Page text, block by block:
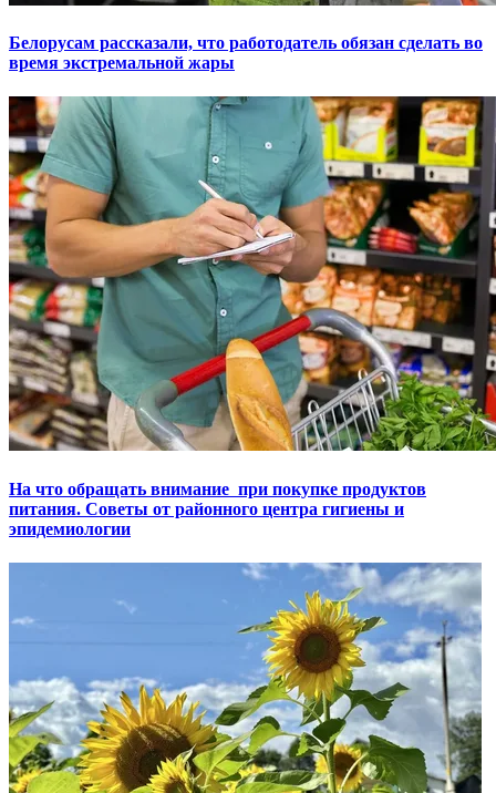
Белорусам рассказали, что работодатель обязан сделать во
время экстремальной жары
На что обращать внимание при покупке продуктов
питания. Советы от районного центра гигиены и
эпидемиологии